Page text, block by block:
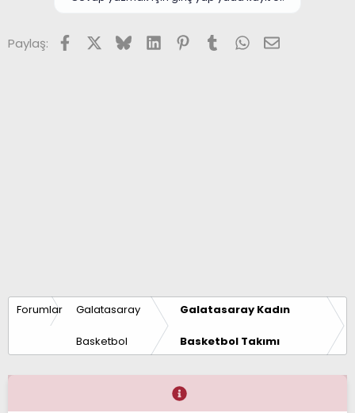
Paylaş: FacebookX (Twitter)
BlueskyLinkedInPinterest
TumblrWhatsApp
E-posta
Forumlar Galatasaray
Basketbol
Galatasaray Kadın
Basketbol Takımı